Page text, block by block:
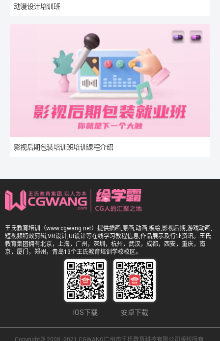
动漫设计培训班
影视后期包装培训班培训课程介绍
王氏教育培训（www.cgwang.net）提供插画,原画,动画,板绘,影视后期,游戏动画,
短视频特效剪辑,VR设计,UI设计等在线学习教程信息,作品展示及行业资讯。王氏
教育集团拥有北京，上海，广州，深圳，杭州，武汉，成都，西安，重庆，南
京，厦门，郑州，青岛13个王氏教育培训学校校区。
IOS下载 安卓下载
Copyright© 2008 -2021 CGWANG广州市王氏教育科技有限公司版权所有.